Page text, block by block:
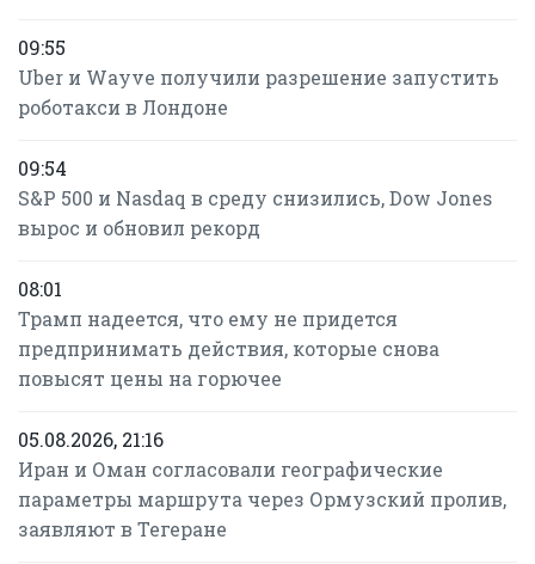
09:55
Uber и Wayve получили разрешение запустить
роботакси в Лондоне
09:54
S&P 500 и Nasdaq в среду снизились, Dow Jones
вырос и обновил рекорд
08:01
Трамп надеется, что ему не придется
предпринимать действия, которые снова
повысят цены на горючее
05.08.2026, 21:16
Иран и Оман согласовали географические
параметры маршрута через Ормузский пролив,
заявляют в Тегеране